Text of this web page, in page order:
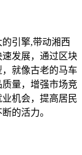
引擎,带动湘西
发展，通过区块
就像古老的马车
量，增强市场竞
机会，提高居民
的活力。